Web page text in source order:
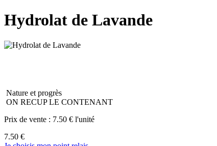
Hydrolat de Lavande
Nature et progrès
ON RECUP LE CONTENANT
Prix de vente : 7.50 € l'unité
7.50 €